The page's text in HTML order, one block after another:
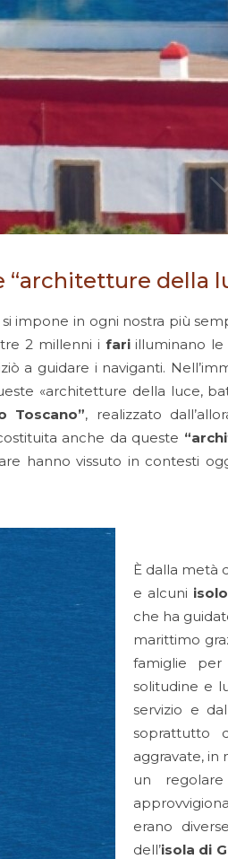
“architetture della
impone in ogni nostra più
2 millenni i fariilluminano le
a guidare i naviganti.
«architetture della luce,
Toscano”, realizzato
anche da queste
hanno vissuto in contesti
È dalla metà
e alcuni
che ha
marittimo
famiglie per
solitudine e
servizio e
soprattutto
aggravate, in
un
erano
dell’isola di